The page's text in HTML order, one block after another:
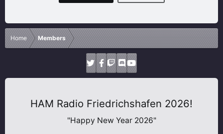
Home Members
HAM Radio Friedrichshafen 2026!
"Happy New Year 2026"